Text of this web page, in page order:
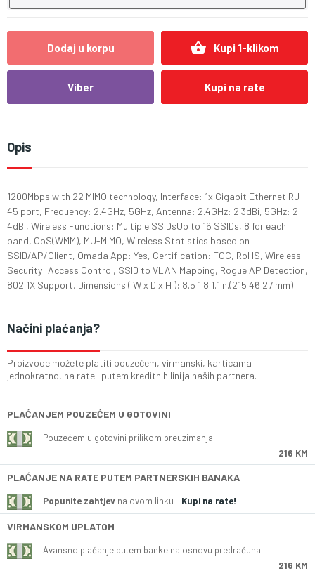
Dodaj u korpu shopping_basket Kupi 1-klikom
Viber Kupi na rate
Opis
1200Mbps with 22 MIMO technology, Interface: 1x Gigabit Ethernet RJ-
45 port, Frequency: 2.4GHz, 5GHz, Antenna: 2.4GHz: 2 3dBi, 5GHz: 2
4dBi, Wireless Functions: Multiple SSIDsUp to 16 SSIDs, 8 for each
band, QoS(WMM), MU-MIMO, Wireless Statistics based on
SSID/AP/Client, Omada App: Yes, Certification: FCC, RoHS, Wireless
Security: Access Control, SSID to VLAN Mapping, Rogue AP Detection,
802.1X Support, Dimensions ( W x D x H ): 8.5 1.8 1.1in.(215 46 27 mm)
Načini plaćanja?
Proizvode možete platiti pouzećem, virmanski, karticama
jednokratno, na rate i putem kreditnih linija naših partnera.
PLAĆANJEM POUZEĆEM U GOTOVINI
Pouzećem u gotovini prilikom preuzimanja
216 KM
PLAĆANJE NA RATE PUTEM PARTNERSKIH BANAKA
Popunite zahtjev na ovom linku - Kupi na rate!
VIRMANSKOM UPLATOM
Avansno plaćanje putem banke na osnovu predračuna
216 KM